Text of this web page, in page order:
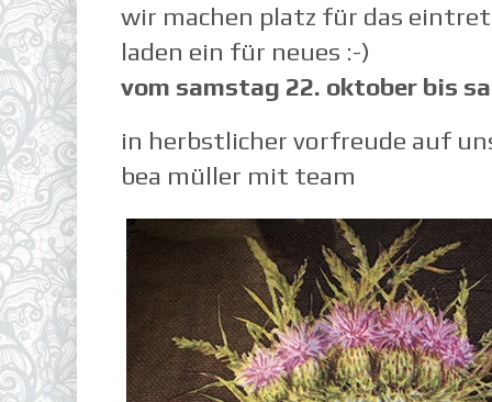
wir machen platz für das
laden ein für neues :-)
vom samstag 22. oktober bis
in herbstlicher vorfreude auf
bea müller mit team